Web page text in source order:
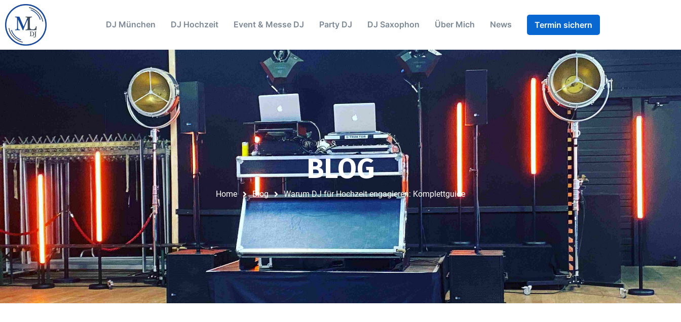
DJ München DJ Hochzeit Event & Messe DJ Party DJ DJ Saxophon Über Mich News Termin sichern
BLOG
Home Blog Warum DJ für Hochzeit engagieren: Komplettguide